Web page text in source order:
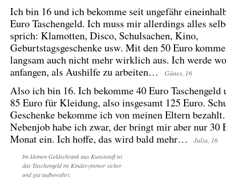
Ich bin 16 und ich bekomme seit ungefähr
Euro Taschengeld. Ich muss mir allerdings alles
sprich: Klamotten, Disco, Schulsachen, Kino,
Geburtstagsgeschenke usw. Mit den 50 Euro
langsam auch nicht mehr wirklich aus. Ich werde
anfangen, als Aushilfe zu arbeiten…
Günes, 16
Also ich bin 16. Ich bekomme 40 Euro Taschengeld
85 Euro für Kleidung, also insgesamt 125 Euro.
Geschenke bekomme ich von meinen Eltern
Nebenjob habe ich zwar, der bringt mir aber nur 30
Monat ein. Ich hoffe, das wird bald mehr…
Julia, 16
Im kleinen Geldschrank aus Kunststoff ist
das Taschengeld im Kinderzimmer sicher
und gut aufbewahrt.